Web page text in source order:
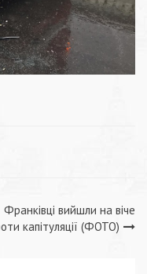
Франківці вийшли на віче
капітуляції (ФОТО)